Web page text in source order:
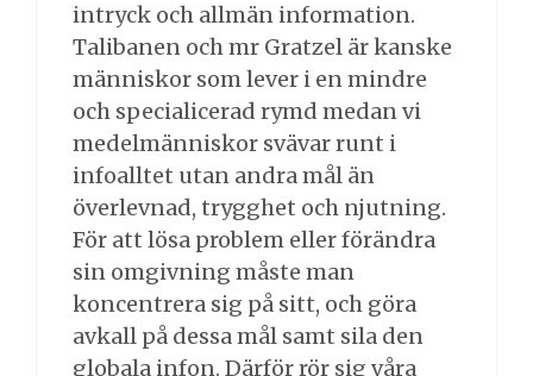
intryck och allmän information.
Talibanen och mr Gratzel är kanske
människor som lever i en mindre
och specialicerad rymd medan vi
medelmänniskor svävar runt i
infoalltet utan andra mål än
överlevnad, trygghet och njutning.
För att lösa problem eller förändra
sin omgivning måste man
koncentrera sig på sitt, och göra
avkall på dessa mål samt sila den
globala infon. Därför rör sig våra